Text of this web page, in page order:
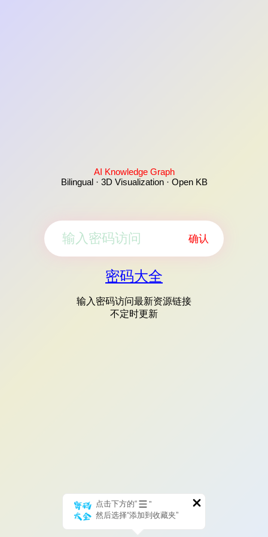
AI Knowledge Graph
Bilingual · 3D Visualization · Open KB
确认
密码大全
输入密码访问最新资源链接
不定时更新
点击下方的“
”
然后选择“添加到收藏夹”